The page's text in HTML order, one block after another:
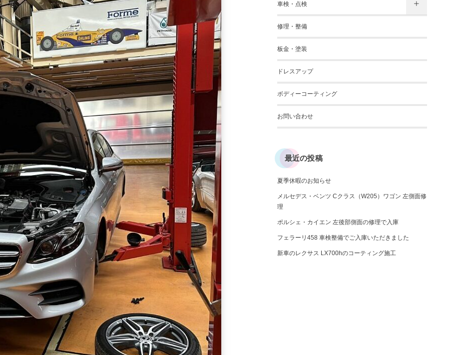
車検・点検
修理・整備
板金・塗装
ドレスアップ
ボディーコーティング
お問い合わせ
最近の投稿
夏季休暇のお知らせ
メルセデス・ベンツ Cクラス（W205）ワゴン 左側面修
理
ポルシェ・カイエン 左後部側面の修理で入庫
フェラーリ458 車検整備でご入庫いただきました
新車のレクサス LX700hのコーティング施工